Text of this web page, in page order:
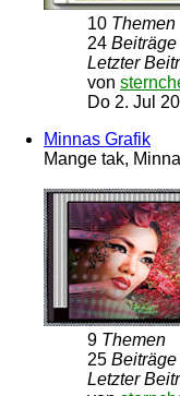
10 Themen
24 Beiträge
Letzter
von
Do 2. Jul
Minnas Grafik
Mange tak,
9 Themen
25 Beiträge
Letzter